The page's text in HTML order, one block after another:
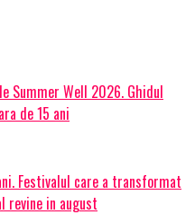
Summer Well 2026. Ghidul
de 15 ani
Festivalul care a transformat
revine in august